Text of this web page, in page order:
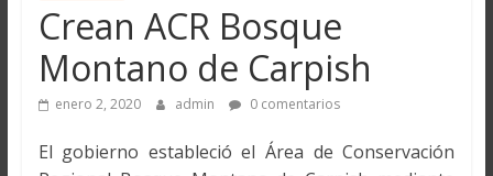
Crean ACR Bosque
Montano de Carpish
enero 2, 2020 admin 0 comentarios
El gobierno estableció el Área de Conservación